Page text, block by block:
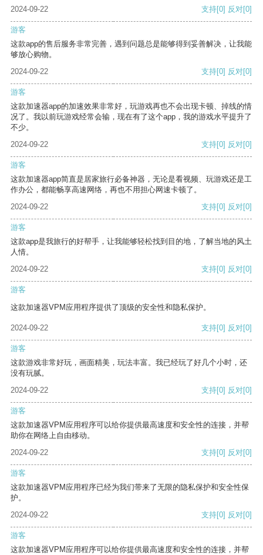
2024-09-22 支持[0] 反对[0]
游客
这款app的售后服务非常完善，遇到问题总是能够得到妥善解决，让我能
够放心购物。
2024-09-22
支持[0] 反对[0]
游客
这款加速器app的加速效果非常好，玩游戏再也不会出现卡顿、掉线的情
况了。我以前玩游戏经常会输，现在有了这个app，我的游戏水平提升了
不少。
2024-09-22
支持[0] 反对[0]
游客
这款加速器app简直是居家旅行必备神器，无论是看视频、玩游戏还是工
作办公，都能畅享高速网络，再也不用担心网速卡顿了。
2024-09-22
支持[0] 反对[0]
游客
这款app是我旅行的好帮手，让我能够轻松找到目的地，了解当地的风土
人情。
2024-09-22
支持[0] 反对[0]
游客
这款加速器VPM应用程序提供了顶级的安全性和隐私保护。
2024-09-22 支持[0] 反对[0]
游客
这款游戏非常好玩，画面精美，玩法丰富。我已经玩了好几个小时，还
没有玩腻。
2024-09-22
支持[0] 反对[0]
游客
这款加速器VPM应用程序可以给你提供最高速度和安全性的连接，并帮
助你在网络上自由移动。
2024-09-22
支持[0] 反对[0]
游客
这款加速器VPM应用程序已经为我们带来了无限的隐私保护和安全性保
护。
2024-09-22
支持[0] 反对[0]
游客
这款加速器VPM应用程序可以给你提供最高速度和安全性的连接，并帮